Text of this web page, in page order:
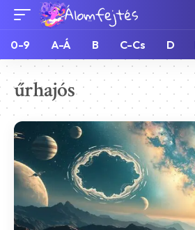
0-9 A-Á B C-Cs D
űrhajós